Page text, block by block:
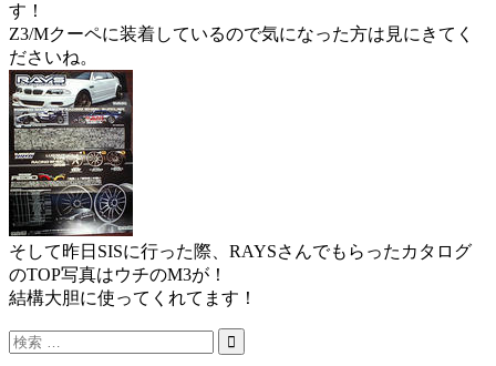
す！
Z3/Mクーペに装着しているので気になった方は見にきてく
ださいね。
そして昨日SISに行った際、RAYSさんでもらったカタログ
のTOP写真はウチのM3が！
結構大胆に使ってくれてます！